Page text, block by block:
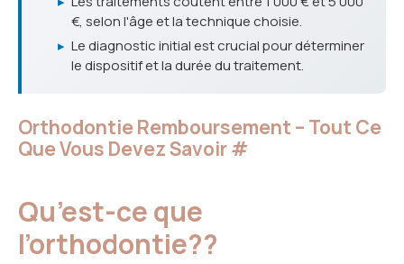
€, selon l'âge et la technique choisie.
▸ Le diagnostic initial est crucial pour déterminer
le dispositif et la durée du traitement.
Orthodontie Remboursement – Tout Ce
Que Vous Devez Savoir#
Qu’est-ce que
l’orthodontie??